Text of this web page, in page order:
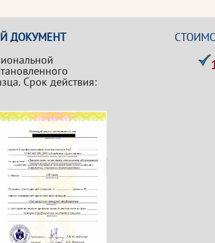
ДОКУМЕНТ
Срок действия: